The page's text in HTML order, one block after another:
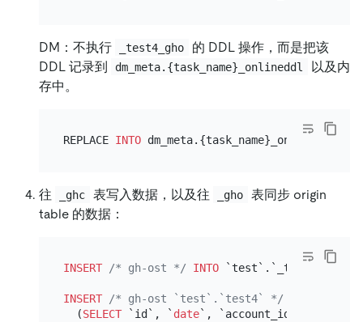
DM：不执行 _test4_gho
的 DDL 操作，而是把该
DDL 记录到
dm_meta.{task_name}_onlineddl
以及内
存中。
REPLACE INTO dm_meta.{task_name}_onlineddl
往 _ghc 表写入数据，以及往 _gho
表同步 origin
table 的数据：
INSERT /* gh-ost */ INTO `test`.`_test4_ghc`
INSERT /* gh-ost `test`.`test4` */
  (
SELECT `id`, ` date`, `account_id`,